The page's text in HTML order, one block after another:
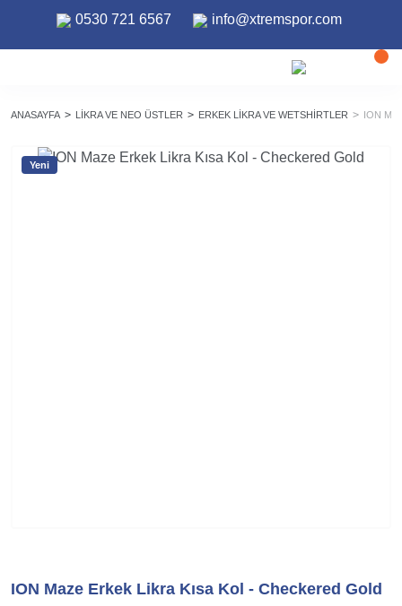
0530 721 6567 info@xtremspor.com
ANASAYFA LIKRA VE NEO ÜSTLER ERKEK LIKRA VE WETSHIRTLER ION
Yeni
ION Maze Erkek Likra Kısa Kol - Checkered Gold